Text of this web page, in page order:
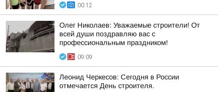
00:12
Олег Николаев: Уважаемые строители! От
всей души поздравляю вас с
профессиональным праздником!
09:09
Леонид Черкесов: Сегодня в России
отмечается День строителя.